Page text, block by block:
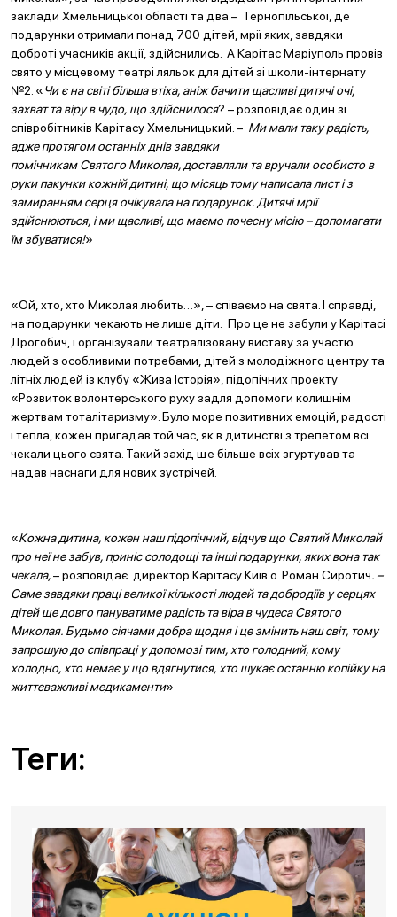
заклади Хмельницької області та два – Тернопільської, де
подарунки отримали понад 700 дітей, мрії яких, завдяки
доброті учасників акції, здійснились. А Карітас Маріуполь провів
свято у місцевому театрі ляльок для дітей зі школи-інтернату
№2. «Чи є на світі більша втіха, аніж бачити щасливі дитячі очі,
захват та віру в чудо, що здійснилося? – розповідає один зі
співробітників Карітасу Хмельницький. – Ми мали таку радість,
адже протягом останніх днів завдяки
помічникам Святого Миколая, доставляли та вручали особисто в
руки пакунки кожній дитині, що місяць тому написала лист і з
замиранням серця очікувала на подарунок. Дитячі мрії
здійснюються, і ми щасливі, що маємо почесну місію – допомагати
їм збуватися!»
«Ой, хто, хто Миколая любить…», – співаємо на свята. І справді,
на подарунки чекають не лише діти. Про це не забули у Карітасі
Дрогобич, і організували театралізовану виставу за участю
людей з особливими потребами, дітей з молодіжного центру та
літніх людей із клубу «Жива Історія», підопічних проекту
«Розвиток волонтерського руху задля допомоги колишнім
жертвам тоталітаризму». Було море позитивних емоцій, радості
і тепла, кожен пригадав той час, як в дитинстві з трепетом всі
чекали цього свята. Такий захід ще більше всіх згуртував та
надав наснаги для нових зустрічей.
«Кожна дитина, кожен наш підопічний, відчув що Святий Миколай
про неї не забув, приніс солодощі та інші подарунки, яких вона так
чекала,– розповідає директор Карітасу Київ о. Роман Сиротич. –
Саме завдяки праці великої кількості людей та добродіїв у серцях
дітей ще довго пануватиме радість та віра в чудеса Святого
Миколая. Будьмо сіячами добра щодня і це змінить наш світ, тому
запрошую до співпраці у допомозі тим, хто голодний, кому
холодно, хто немає у що вдягнутися, хто шукає останню копійку на
життєважливі медикаменти»
Теги: